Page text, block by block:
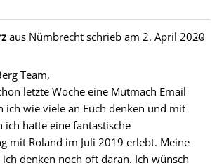
aus Nümbrecht schrieb am 2. April 2020
Team,
letzte Woche eine Mutmach Email
ich wie viele an Euch denken und mit
ich hatte eine fantastische
mit Roland im Juli 2019 erlebt. Meine
denken noch oft daran. Ich wünsch
…